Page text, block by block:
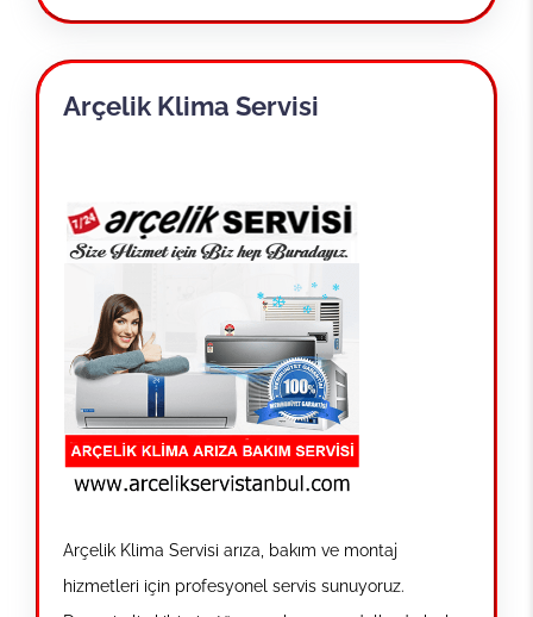
Arçelik Klima Servisi
Arçelik Klima Servisi arıza, bakım ve montaj
hizmetleri için profesyonel servis sunuyoruz.